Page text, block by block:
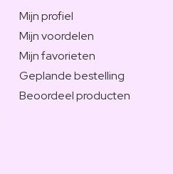
Mijn profiel
Mijn voordelen
Mijn favorieten
Geplande bestelling
Beoordeel producten